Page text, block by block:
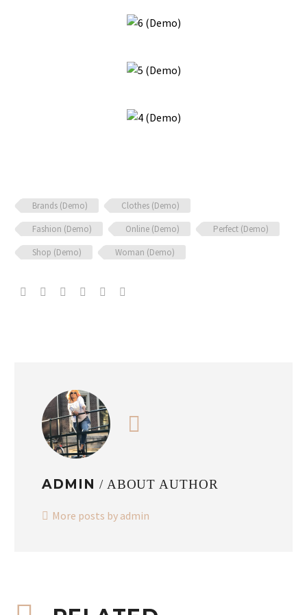
Brands (Demo)
Clothes (Demo)
Fashion (Demo)
Online (Demo)
Perfect (Demo)
Shop (Demo)
Woman (Demo)
ADMIN / ABOUT AUTHOR
More posts by admin